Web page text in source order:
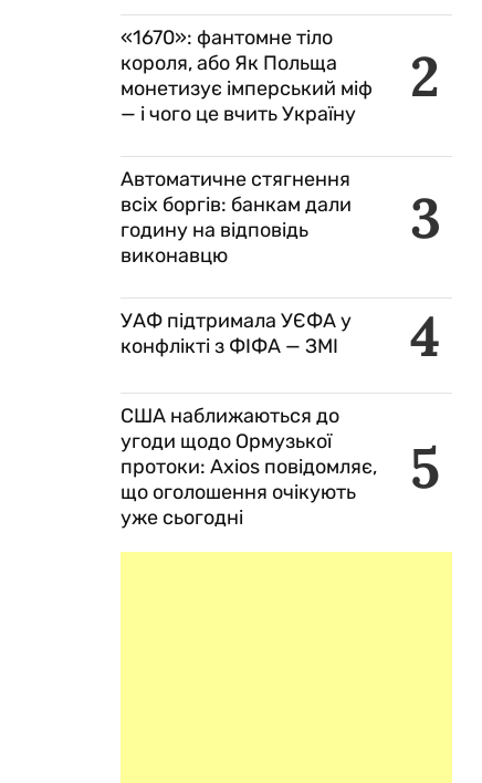
2
«1670»: фантомне тіло
короля, або Як Польща
монетизує імперський міф
— і чого це вчить Україну
3
Автоматичне стягнення
всіх боргів: банкам дали
годину на відповідь
виконавцю
4
УАФ підтримала УЄФА у
конфлікті з ФІФА — ЗМІ
5
США наближаються до
угоди щодо Ормузької
протоки: Axios повідомляє,
що оголошення очікують
уже сьогодні